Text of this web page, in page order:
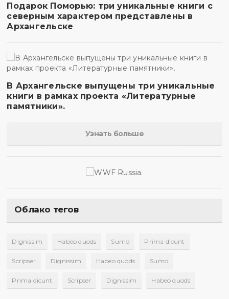
Подарок Поморью: три уникальные книги с
северным характером представлены в
Архангельске
В Архангельске выпущены три уникальные
книги в рамках проекта «Литературные
памятники».
Узнать больше
Облако тегов
Dignissim Habeo quods Sumo Prima dicunt
Scripser Dignissim Habeo quods Sumo
Prima dicunt Scripser Dignissim Habeo quods